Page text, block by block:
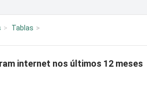
Tablas
internet nos últimos 12 meses